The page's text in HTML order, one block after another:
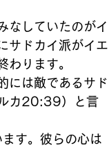
なしていたのがイ
サドカイ派がイエ
わります。
には敵であるサド
ルカ20:39）と言
す。彼らの心は